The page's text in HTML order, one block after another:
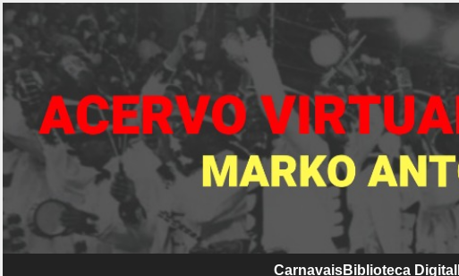
CarnavaisBiblioteca Digital